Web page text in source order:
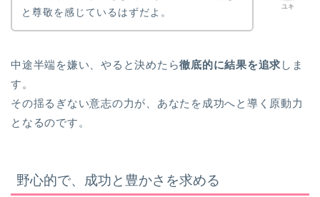
ユキ
と尊敬を感じているはずだよ。
中途半端を嫌い、やると決めたら徹底的に結果を追求 しま
す。
その揺るぎない意志の力が、あなたを成功へと導く原動力
となるのです。
野心的で、成功と豊かさを求める